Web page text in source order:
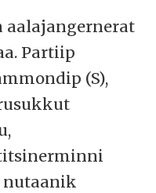
aalajangernerat
Partiip
(S),
nutaanik